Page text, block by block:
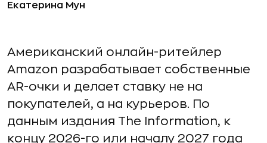
Екатерина Мун
Американский онлайн-ритейлер
Amazon разрабатывает собственные
AR-очки и делает ставку не на
покупателей, а на курьеров. По
данным издания The Information, к
концу 2026-го или началу 2027 года